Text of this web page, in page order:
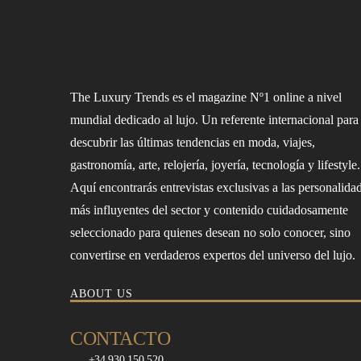
The Luxury Trends es el magazine Nº1 online a nivel
mundial dedicado al lujo. Un referente internacional para
descubrir las últimas tendencias en moda, viajes,
gastronomía, arte, relojería, joyería, tecnología y lifestyle.
Aquí encontrarás entrevistas exclusivas a las
más influyentes del sector y contenido cuidadosamente
seleccionado para quienes desean no solo conocer, sino
convertirse en verdaderos expertos del universo del lujo.
ABOUT US
CONTACTO